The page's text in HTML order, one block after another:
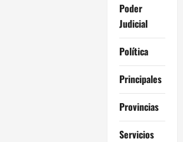
Poder
Judicial
Política
Principales
Provincias
Servicios